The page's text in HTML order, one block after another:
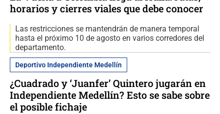
horarios y cierres viales que debe conocer
Las restricciones se mantendrán de manera temporal
hasta el próximo 10 de agosto en varios corredores del
departamento.
Deportivo Independiente Medellín
¿Cuadrado y ‘Juanfer’ Quintero jugarán en
Independiente Medellín? Esto se sabe sobre
el posible fichaje